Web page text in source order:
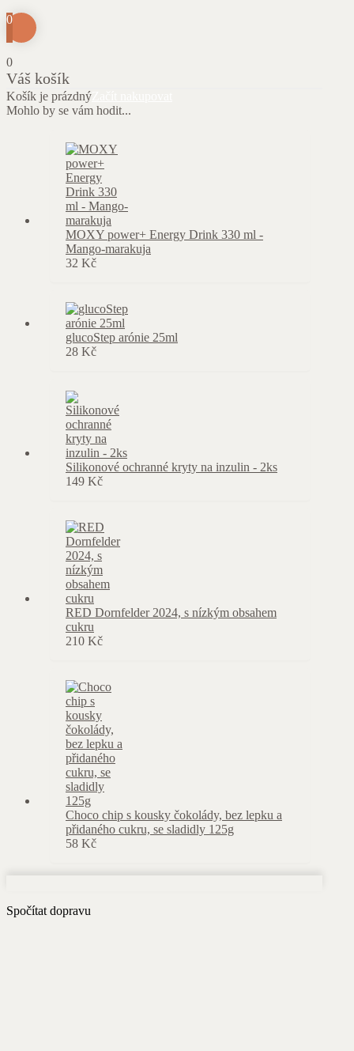
0
0
Váš košík
Košík je prázdný
Mohlo by se vám hodit...
MOXY power+ Energy Drink 330 ml -
Mango-marakuja
32 Kč
glucoStep arónie 25ml
28 Kč
Silikonové ochranné kryty na inzulin - 2ks
149 Kč
RED Dornfelder 2024, s nízkým obsahem
cukru
210 Kč
Choco chip s kousky čokolády, bez lepku a
přidaného cukru, se sladidly 125g
58 Kč
Spočítat dopravu